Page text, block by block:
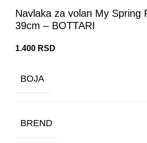
Navlaka za volan My Spring
39cm – BOTTARI
1.400 RSD
BOJA
BREND